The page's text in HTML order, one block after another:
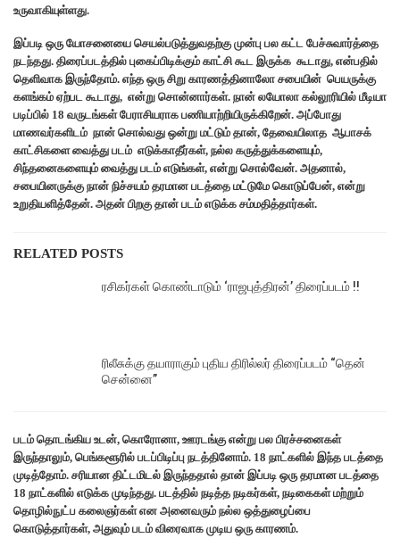
உருவாகியுள்ளது.
இப்படி ஒரு யோசனையை செயல்படுத்துவதற்கு முன்பு பல கட்ட பேச்சுவார்த்தை
நடந்தது. திரைப்படத்தில் புகைப்பிடிக்கும் காட்சி கூட இருக்க கூடாது, என்பதில்
தெளிவாக இருந்தோம். எந்த ஒரு சிறு காரணத்தினாலோ சபையின் பெயருக்கு
களங்கம் ஏற்பட கூடாது, என்று சொன்னார்கள். நான் லயோலா கல்லூரியில் மீடியா
படிப்பில் 18 வருடங்கள் பேராசியராக பணியாற்றியிருக்கிறேன். அப்போது
மாணவர்களிடம் நான் சொல்வது ஒன்று மட்டும் தான், தேவையிலாத ஆபாசக்
காட்சிகளை வைத்து படம் எடுக்காதீர்கள், நல்ல கருத்துக்களையும்,
சிந்தனைகளையும் வைத்து படம் எடுங்கள், என்று சொல்வேன். அதனால்,
சபையினருக்கு நான் நிச்சயம் தரமான படத்தை மட்டுமே கொடுப்பேன், என்று
உறுதியளித்தேன். அதன் பிறகு தான் படம் எடுக்க சம்மதித்தார்கள்.
RELATED POSTS
ரசிகர்கள் கொண்டாடும் ‘ராஜபுத்திரன்’ திரைப்படம் !!
ரிலீசுக்கு தயாராகும் புதிய திரில்லர் திரைப்படம் “தென்
சென்னை”
படம் தொடங்கிய உடன், கொரோனா, ஊரடங்கு என்று பல பிரச்சனைகள்
இருந்தாலும், பெங்களூரில் படப்பிடிப்பு நடத்தினோம். 18 நாட்களில் இந்த படத்தை
முடித்தோம். சரியான திட்டமிடல் இருந்ததால் தான் இப்படி ஒரு தரமான படத்தை
18 நாட்களில் எடுக்க முடிந்தது. படத்தில் நடித்த நடிகர்கள், நடிகைகள் மற்றும்
தொழில்நுட்ப கலைஞர்கள் என அனைவரும் நல்ல ஒத்துழைப்பை
கொடுத்தார்கள், அதுவும் படம் விரைவாக முடிய ஒரு காரணம்.